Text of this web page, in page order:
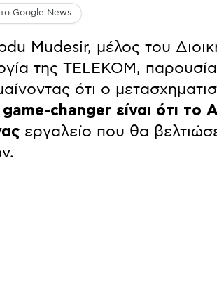
Google News
Mudesir, μέλος του
της TELEKOM,
ότι ο
changer είναι ότι το
εργαλείο που θα